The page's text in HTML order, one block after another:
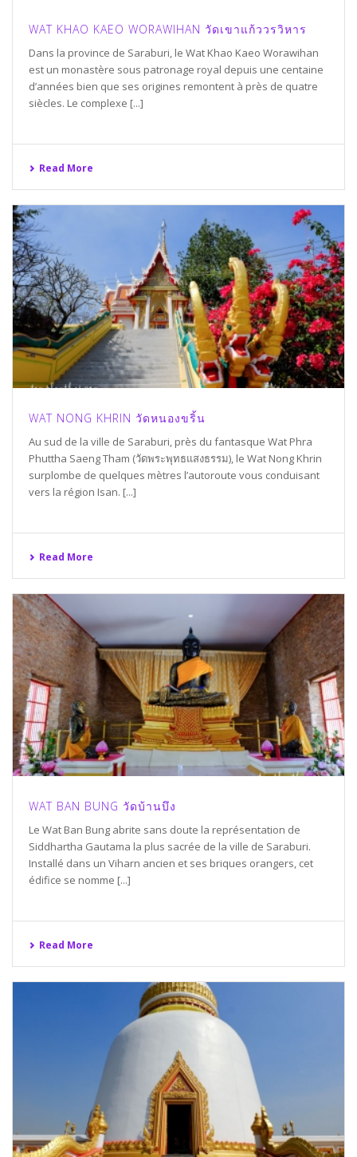
WAT KHAO KAEO WORAWIHAN วัดเขาแก้ววรวิหาร
Dans la province de Saraburi, le Wat Khao Kaeo Worawihan
est un monastère sous patronage royal depuis une centaine
d’années bien que ses origines remontent à près de quatre
siècles. Le complexe [...]
Read More
WAT NONG KHRIN วัดหนองขริ้น
Au sud de la ville de Saraburi, près du fantasque Wat Phra
Phuttha Saeng Tham (วัดพระพุทธแสงธรรม), le Wat Nong Khrin
surplombe de quelques mètres l’autoroute vous conduisant
vers la région Isan. [...]
Read More
WAT BAN BUNG วัดบ้านบึง
Le Wat Ban Bung abrite sans doute la représentation de
Siddhartha Gautama la plus sacrée de la ville de Saraburi.
Installé dans un Viharn ancien et ses briques orangers, cet
édifice se nomme [...]
Read More